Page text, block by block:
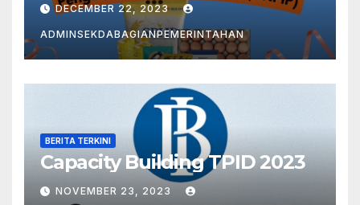
DECEMBER 22, 2023
ADMINSEKDABAGIANPEMERINTAHAN
BERITA TERKINI
Capacity Building TPID 2023
NOVEMBER 23, 2023